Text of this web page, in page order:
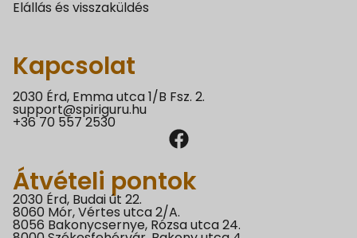
Elállás és visszaküldés
Kapcsolat
2030 Érd, Emma utca 1/B Fsz. 2.
support@spiriguru.hu
+36 70 557 2530
Átvételi pontok
2030 Érd, Budai út 22.
8060 Mór, Vértes utca 2/A.
8056 Bakonycsernye, Rózsa utca 24.